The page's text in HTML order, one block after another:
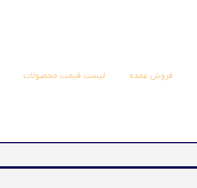
فروش عمده لیست قیمت محصولات